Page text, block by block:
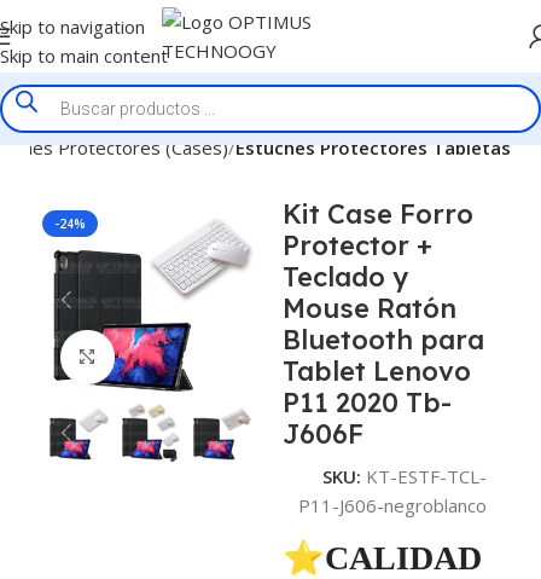
Skip to navigation
Skip to main content
Protectores (Cases) Estuches Protectores Tabletas
-24%
Click to enlarge
Kit Case Forro
Protector +
Teclado y
Mouse Ratón
Bluetooth para
Tablet Lenovo
P11 2020 Tb-
J606F
SKU: KT-ESTF-TCL-
P11-J606-negroblanco
⭐CALIDAD